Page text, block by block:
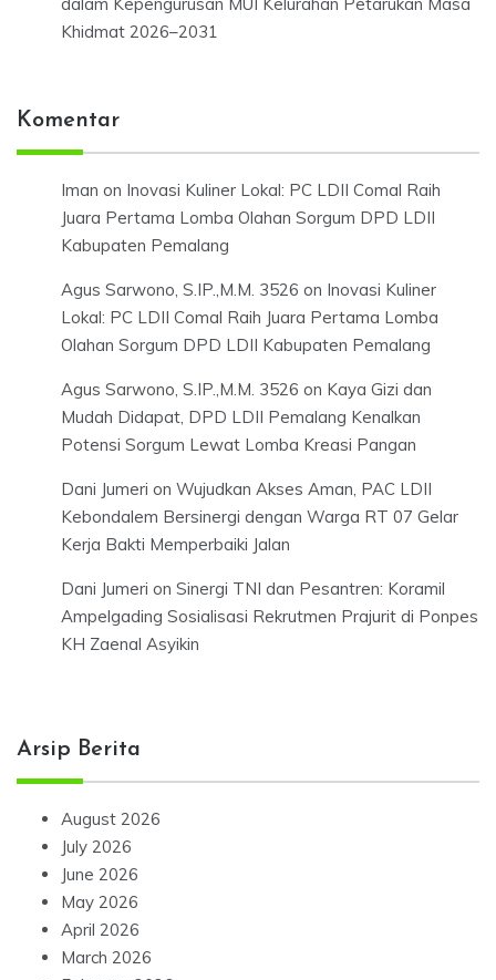
Khidmat 2026–2031
Komentar
Iman on Inovasi Kuliner Lokal: PC LDII Comal Raih
Juara Pertama Lomba Olahan Sorgum DPD LDII
Kabupaten Pemalang
Agus Sarwono, S.IP.,M.M. 3526 on Inovasi Kuliner
Lokal: PC LDII Comal Raih Juara Pertama Lomba
Olahan Sorgum DPD LDII Kabupaten Pemalang
Agus Sarwono, S.IP.,M.M. 3526 on Kaya Gizi dan
Mudah Didapat, DPD LDII Pemalang Kenalkan
Potensi Sorgum Lewat Lomba Kreasi Pangan
Dani Jumeri on Wujudkan Akses Aman, PAC LDII
Kebondalem Bersinergi dengan Warga RT 07 Gelar
Kerja Bakti Memperbaiki Jalan
Dani Jumeri on Sinergi TNI dan Pesantren: Koramil
Ampelgading Sosialisasi Rekrutmen Prajurit di Ponpes
KH Zaenal Asyikin
Arsip Berita
August 2026
July 2026
June 2026
May 2026
April 2026
March 2026